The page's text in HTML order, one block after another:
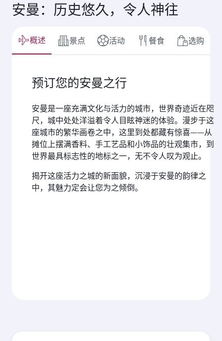
安曼：历史悠久，令人神往
概述 景点 活动 餐食 选购
预订您的安曼之行
安曼是一座充满文化与活力的城市，世界奇迹近在咫
尺，城中处处洋溢着令人目眩神迷的体验。漫步于这
座城市的繁华画卷之中，这里到处都藏有惊喜——从
摊位上摆满香料、手工艺品和小饰品的壮观集市，到
世界最具标志性的地标之一，无不令人叹为观止。
揭开这座活力之城的新面貌，沉浸于安曼的韵律之
中，其魅力定会让您为之倾倒。